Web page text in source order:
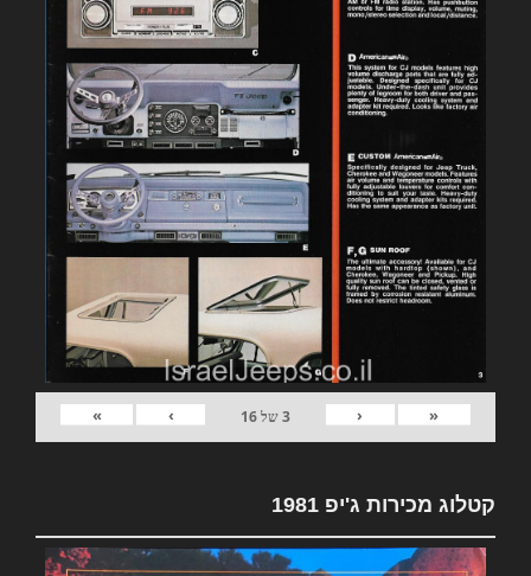
«
‹
3של16
›
»
קטלוג מכירות ג'יפ 1981